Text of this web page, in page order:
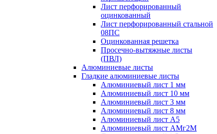
Лист перфорированный
оцинкованный
Лист перфорированный стальной
08ПС
Оцинкованная решетка
Просечно-вытяжные листы
(ПВЛ)
Алюминиевые листы
Гладкие алюминиевые листы
Алюминиевый лист 1 мм
Алюминиевый лист 10 мм
Алюминиевый лист 3 мм
Алюминиевый лист 8 мм
Алюминиевый лист А5
Алюминиевый лист АМг2М